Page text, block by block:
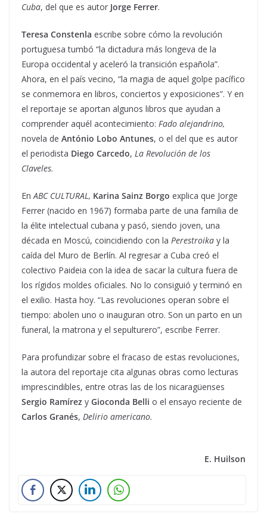
Cuba, del que es autor Jorge Ferrer.
Teresa Constenla escribe sobre cómo la revolución
portuguesa tumbó “la dictadura más longeva de la
Europa occidental y aceleró la transición española”.
Ahora, en el país vecino, “la magia de aquel golpe pacífico
se conmemora en libros, conciertos y exposiciones”. Y en
el reportaje se aportan algunos libros que ayudan a
comprender aquél acontecimiento: Fado alejandrino,
novela de António Lobo Antunes, o el del que es autor
el periodista Diego Carcedo, La Revolución de los
Claveles.
En ABC CULTURAL, Karina Sainz Borgo explica que Jorge
Ferrer (nacido en 1967) formaba parte de una familia de
la élite intelectual cubana y pasó, siendo joven, una
década en Moscú, coincidiendo con la Perestroika y la
caída del Muro de Berlín. Al regresar a Cuba creó el
colectivo Paideia con la idea de sacar la cultura fuera de
los rígidos moldes oficiales. No lo consiguió y terminó en
el exilio. Hasta hoy. “Las revoluciones operan sobre el
tiempo: abolen uno o inauguran otro. Son un parto en un
funeral, la matrona y el sepulturero”, escribe Ferrer.
Para profundizar sobre el fracaso de estas revoluciones,
la autora del reportaje cita algunas obras como lecturas
imprescindibles, entre otras las de los nicaragüenses
Sergio Ramírez y Gioconda Belli o el ensayo reciente de
Carlos Granés, Delirio americano.
E. Huilson